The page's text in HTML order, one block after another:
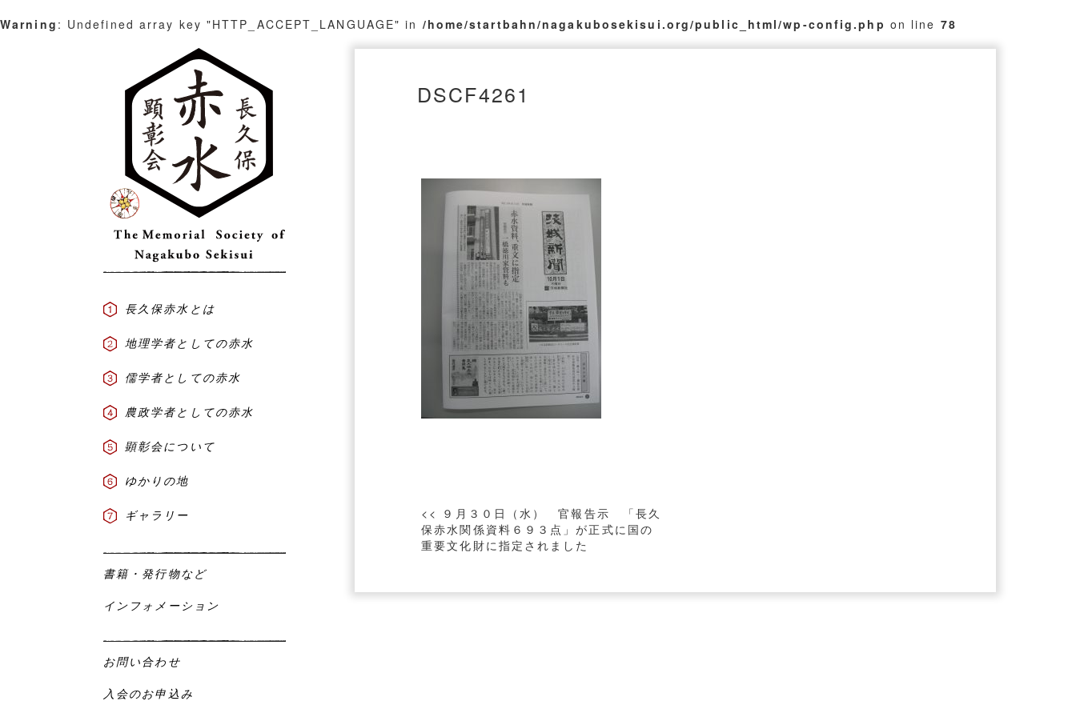
Warning : Undefined array key "HTTP_ACCEPT_LANGUAGE" in /home/startbahn/nagakubosekisui.org/public_html/wp-config.php on line 78
長久保赤水とは
地理学者としての赤水
儒学者としての赤水
農政学者としての赤水
顕彰会について
ゆかりの地
ギャラリー
書籍・発行物など
インフォメーション
お問い合わせ
入会のお申込み
DSCF4261
投
稿
ナ
ゲ
<< ９月３０日（水） 官報告示 「長久
保赤水関係資料６９３点」が正式に国の
重要文化財に指定されました